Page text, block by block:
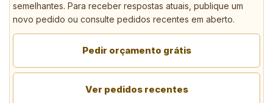
semelhantes. Para receber respostas atuais, publique um
novo pedido ou consulte pedidos recentes em aberto.
Pedir orçamento grátis
Ver pedidos recentes